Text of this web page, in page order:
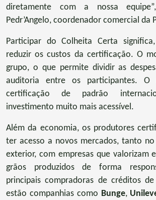
diretamente com a nossa
Pedr’Angelo, coordenador comercial da
Participar do Colheita Certa
reduzir os custos da certificação. O
grupo, o que permite dividir as
auditoria entre os participantes. O
certificação de padrão
investimento muito mais acessível.
Além da economia, os produtores
ter acesso a novos mercados, tanto
exterior, com empresas que valorizam
grãos produzidos de forma
principais compradoras de créditos
estão companhias como Bunge,